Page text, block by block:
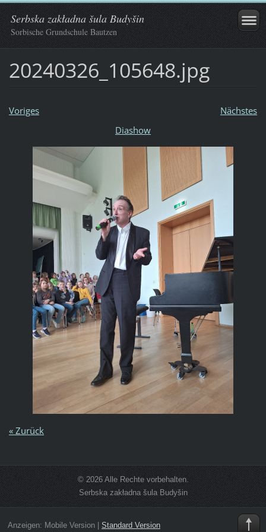
Serbska zakładna šula Budyšin
Sorbische Grundschule Bautzen
20240326_105648.jpg
Voriges
Nächstes
Diashow
« Zurück
© 2026 Alle Rechte vorbehalten.
Serbska zakładna šula Budyšin
Anzeigen: Mobile Version| Standard Version